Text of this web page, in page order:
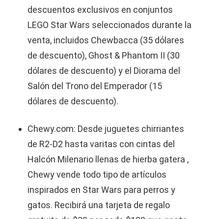
descuentos exclusivos en conjuntos
LEGO Star Wars seleccionados durante la
venta, incluidos Chewbacca (35 dólares
de descuento), Ghost & Phantom II (30
dólares de descuento) y el Diorama del
Salón del Trono del Emperador (15
dólares de descuento).
Chewy.com: Desde juguetes chirriantes
de R2-D2 hasta varitas con cintas del
Halcón Milenario llenas de hierba gatera ,
Chewy vende todo tipo de artículos
inspirados en Star Wars para perros y
gatos. Recibirá una tarjeta de regalo